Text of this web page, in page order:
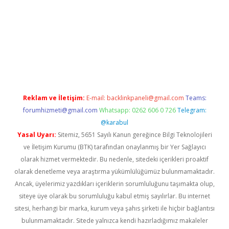
Reklam ve İletişim: E-mail: backlinkpaneli@gmail.com Teams:
forumhizmeti@gmail.com Whatsapp: 0262 606 0 726 Telegram:
@karabul
Yasal Uyarı: Sitemiz, 5651 Sayılı Kanun gereğince Bilgi Teknolojileri
ve İletişim Kurumu (BTK) tarafından onaylanmış bir Yer Sağlayıcı
olarak hizmet vermektedir. Bu nedenle, sitedeki içerikleri proaktif
olarak denetleme veya araştırma yükümlülüğümüz bulunmamaktadır.
Ancak, üyelerimiz yazdıkları içeriklerin sorumluluğunu taşımakta olup,
siteye üye olarak bu sorumluluğu kabul etmiş sayılırlar. Bu internet
sitesi, herhangi bir marka, kurum veya şahıs şirketi ile hiçbir bağlantısı
bulunmamaktadır. Sitede yalnızca kendi hazırladığımız makaleler